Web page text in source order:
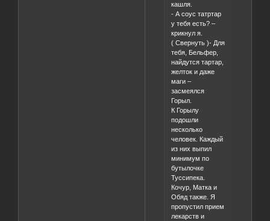
кашля.
- А соус татртар
у тебя есть? –
крикнул я.
( Свернуть )- Для
тебя, Бельфер,
найдутся тартар,
желток и даже
маги –
засмеялся
Горыл.
К Горылу
подошли
несколько
человек. Каждый
из них выпил
минимум по
бутылочке
Туссипека.
Кочур, Матка и
Обяд также. Я
пропустил прием
лекарств и